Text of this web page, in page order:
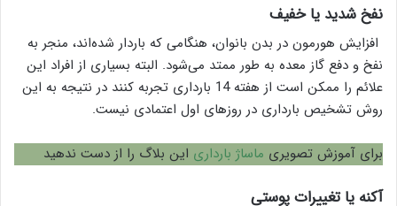
نفخ شدید یا خفیف
افزایش هورمون در بدن بانوان، هنگامی که باردار شده‌اند، منجر به
نفخ و دفع گاز معده به طور ممتد می‌شود. البته بسیاری از افراد این
علائم را ممکن است از هفته 14 بارداری تجربه کنند در نتیجه به این
روش تشخیص بارداری در روزهای اول اعتمادی نیست.
برای آموزش تصویری ماساژ بارداری این بلاگ را از دست ندهید
آکنه یا تغییرات پوستی